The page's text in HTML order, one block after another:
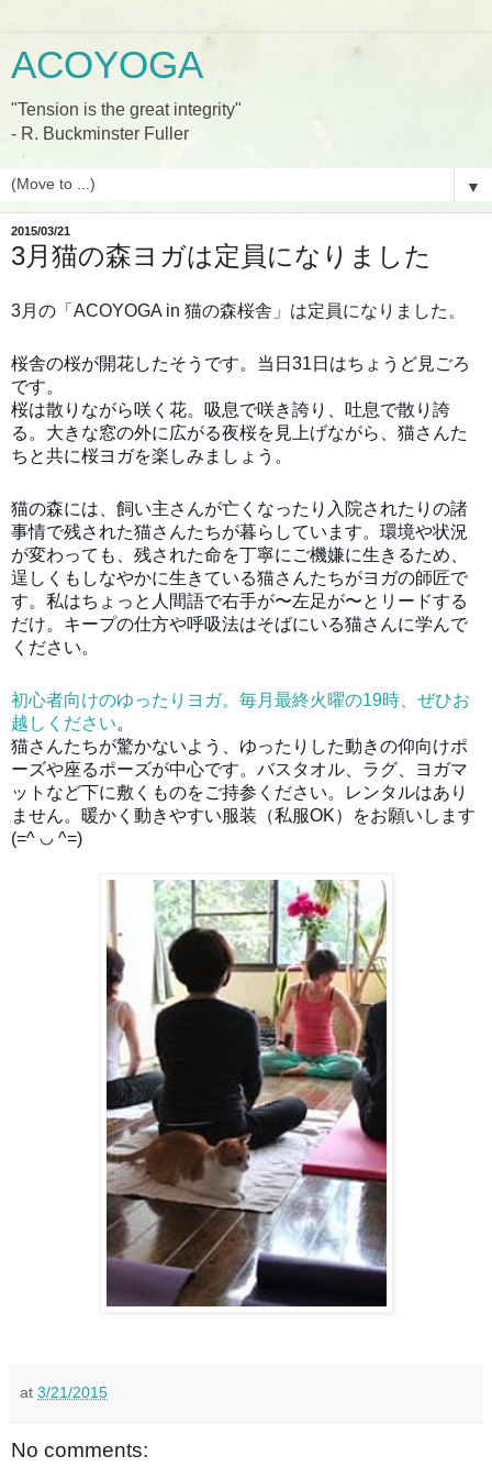
ACOYOGA
"Tension is the great integrity"
- R. Buckminster Fuller
▼
2015/03/21
3月猫の森ヨガは定員になりました
3月の「ACOYOGA in 猫の森桜舎」は定員になりました。
桜舎の桜が開花したそうです。当日31日はちょうど見ごろ
です。
桜は散りながら咲く花。吸息で咲き誇り、吐息で散り誇
る。 大きな窓の外に広がる夜桜を見上げながら、猫さんた
ちと共に桜ヨガを楽しみましょう。
猫の森には、飼い主さんが亡くなったり入院されたりの諸
事情で残された猫さんたちが暮らしています。環境や状況
が変わっても、残された命を丁寧にご機嫌に生きるため、
逞しくもしなやかに生きている猫さんたちがヨガの師匠で
す。私はちょっと人間語で右手が〜左足が〜とリードする
だけ。キープの仕方や呼吸法はそばにいる猫さんに学んで
ください。
初心者向けのゆったりヨガ。毎月最終火曜の19時、ぜひお
越しください。
猫さんたちが驚かないよう、ゆったりした動きの仰向けポ
ーズや座るポーズが中心です。 バスタオル、ラグ、ヨガマ
ットなど下に敷くものをご持参ください。レンタルはあり
ません。 暖かく動きやすい服装（私服OK）をお願いします
(=^ ◡ ^=)
at 3/21/2015
No comments: